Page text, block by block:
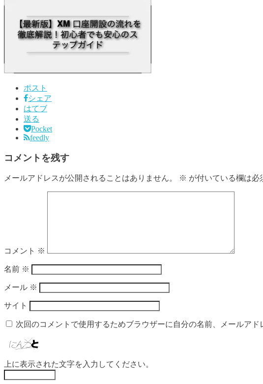
ポスト
シェア
はてブ
送る
Pocket
feedly
コメントを残す
メールアドレスが公開されることはありません。 ※ が付いている欄は必
コメント ※
名前 ※
メール ※
サイト
次回のコメントで使用するためブラウザーに自分の名前、メールアド
上に表示された文字を入力してください。